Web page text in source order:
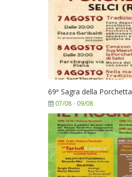
69ª Sagra della Porchetta
07/08- 09/08